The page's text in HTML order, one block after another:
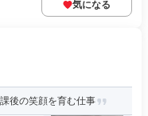
気になる
後の笑顔を育む仕事